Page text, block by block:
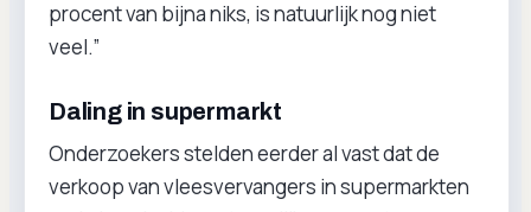
procent van bijna niks, is natuurlijk nog niet
veel.”
Daling in supermarkt
Onderzoekers stelden eerder al vast dat de
verkoop van vleesvervangers in supermarkten